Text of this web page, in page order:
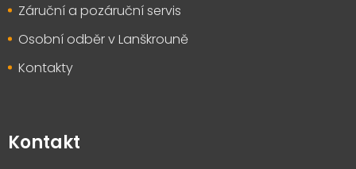
Záruční a pozáruční servis
Osobní odběr v Lanškrouně
Kontakty
Kontakt